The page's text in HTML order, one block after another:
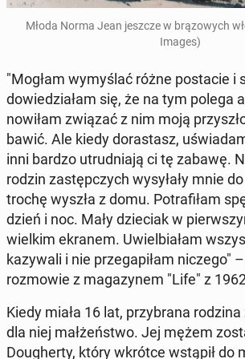
Młoda Norma Jean jeszcze w brą­zo­wych
Images)
"Mogłam wy­my­ślać różne po­sta­cie i
do­wie­dzia­łam się, że na tym polega
no­wi­łam związać z nim moją
bawić. Ale kiedy do­ra­stasz,
inni bardzo utrud­nia­ją ci tę zabawę.
rodzin za­stęp­czych wy­sy­ła­ły mnie
trochę wyszła z domu. Po­tra­fi­łam
dzień i noc. Mały dzie­ciak w
wielkim ekranem. Uwiel­bia­łam
ka­zy­wa­li i nie prze­ga­pi­łam niczego"
roz­mo­wie z ma­ga­zy­nem "Life" z
Kiedy miała 16 lat, przy­bra­na
dla niej mał­żeń­stwo. Jej mężem
Do­ugher­ty, który wkrótce wstąpił do